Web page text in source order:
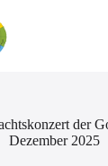
der
Dezember 2025